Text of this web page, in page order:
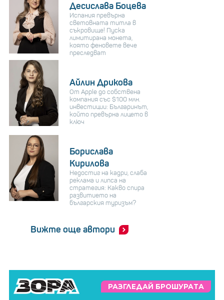
Десислава Боцева
Испания превърна
световната титла в
съкровище! Пуска
лимитирана монета,
която феновете вече
преследват
Айлин Дрикова
От Apple до собствена
компания със $100 млн.
инвестиции: Българинът,
който превърна лицето в
ключ
Борислава
Кирилова
Недостиг на кадри, слаба
реклама и липса на
стратегия: Какво спира
развитието на
българския туризъм?
Вижте още автори
РАЗГЛЕДАЙ БРОШУРАТА